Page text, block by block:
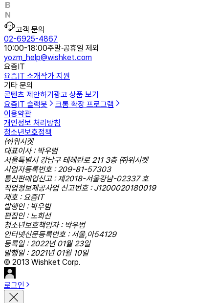
고객 문의
02-6925-4867
10:00-18:00주말·공휴일 제외
yozm_help@wishket.com
요즘IT
요즘IT 소개작가 지원
기타 문의
콘텐츠 제안하기 광고 상품 보기
요즘IT 슬랙봇
크롬 확장 프로그램
이용약관
개인정보 처리방침
청소년보호정책
㈜위시켓
대표이사 : 박우범
서울특별시 강남구 테헤란로 211 3층 ㈜위시켓
사업자등록번호 : 209-81-57303
통신판매업신고 : 제2018-서울강남-02337 호
직업정보제공사업 신고번호 : J1200020180019
제호 : 요즘IT
발행인 : 박우범
편집인 : 노희선
청소년보호책임자 : 박우범
인터넷신문등록번호 : 서울,아54129
등록일 : 2022년 01월 23일
발행일 : 2021년 01월 10일
© 2013 Wishket Corp.
로그인